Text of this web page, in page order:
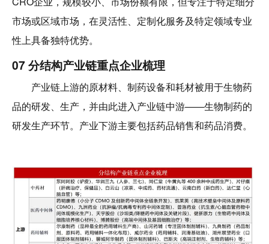
市场或区域市场，在灵活性、定制化服务及特定领域专业
性上具备独特优势。
07 分结构产业链重点企业梳理
产业链上游的原材料、制药设备和耗材被用于生物药
品的研发、生产，并由此进入产业链中游——生物制药的
研发生产环节。产业下游主要包括药品销售和药品消费。